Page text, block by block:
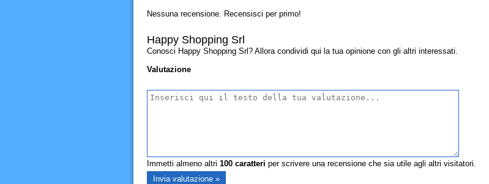
Nessuna recensione. Recensisci per primo!
Happy Shopping Srl
Conosci Happy Shopping Srl? Allora condividi qui la tua opinione con gli altri interessati.
Valutazione
Immetti almeno altri 100caratteri per scrivere una recensione che sia utile agli altri visitatori.